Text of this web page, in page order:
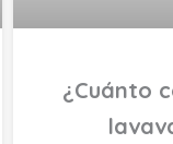
¿Cuánto